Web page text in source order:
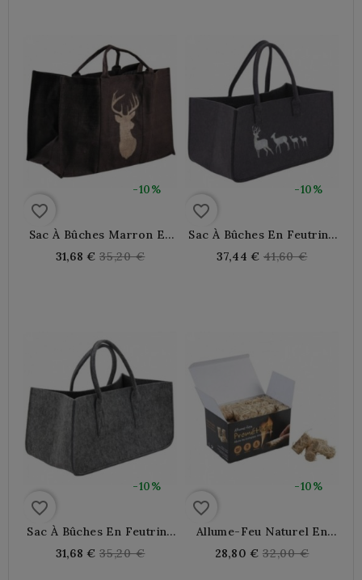
-10%
favorite_border
Sac À Bûches Marron En
Jute Plastifiée Avec Cerf
31,68 € Regular
35,20 €
-10%
favorite_border
Sac À Bûches En Feutrine
Gris Avec Cerfs
37,44 € Regular
41,60 €
-10%
favorite_border
Sac À Bûches En Feutrine
Gris
31,68 € Regular
35,20 €
-10%
favorite_border
Allume-Feu Naturel En
Laine De Bois
28,80 € Regular
32,00 €